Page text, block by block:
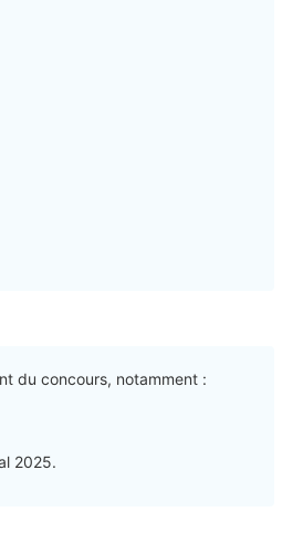
du concours, notamment :
2025.